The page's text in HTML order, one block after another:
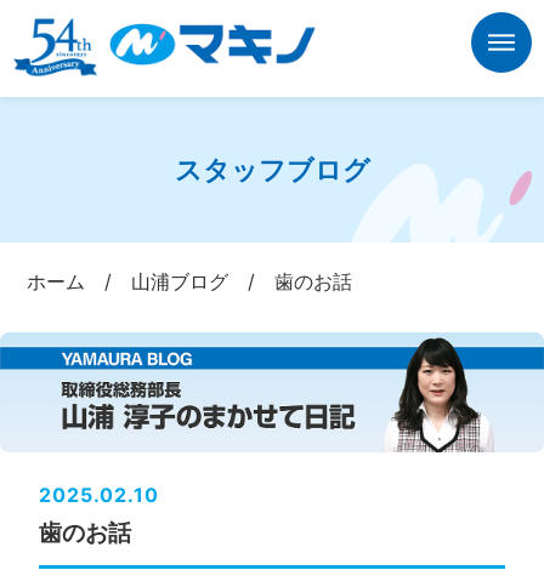
スタッフブログ
ホーム / 山浦ブログ /歯のお話
2025.02.10
歯のお話